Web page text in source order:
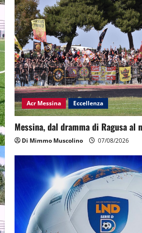
Acr Messina Eccellenza
Messina, dal dramma di Ragusa al
Di Mimmo Muscolino 07/08/2026